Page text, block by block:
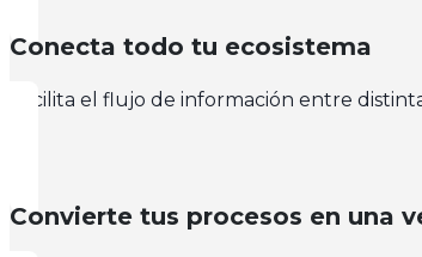
Conecta todo tu ecosistema
Facilita el flujo de información entre
Convierte tus procesos en una